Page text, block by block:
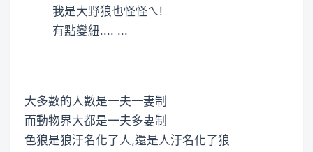
我是大野狼也怪怪ㄟ!
有點變紐.... ...
大多數的人數是一夫一妻制
而動物界大都是一夫多妻制
色狼是狼汙名化了人,還是人汙名化了狼